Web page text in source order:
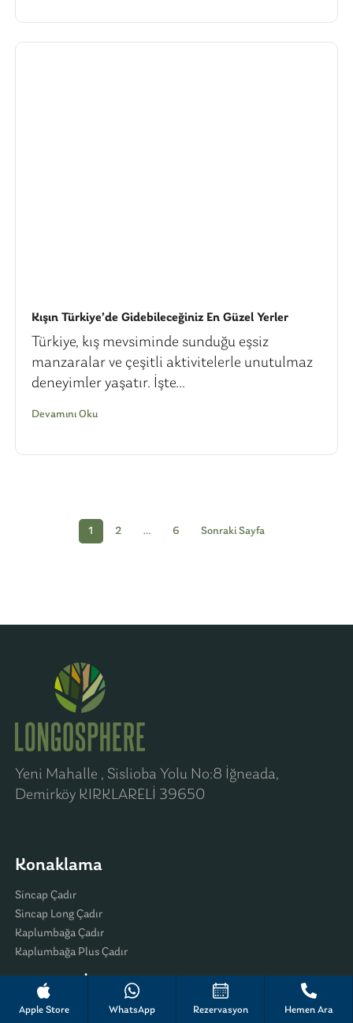
Kışın Türkiye’de Gidebileceğiniz En Güzel Yerler
Türkiye, kış mevsiminde sunduğu eşsiz
manzaralar ve çeşitli aktivitelerle unutulmaz
deneyimler yaşatır. İşte...
Devamını Oku
1 2 … 6 Sonraki Sayfa
Yeni Mahalle , Sislioba Yolu No:8 İğneada,
Demirköy KIRKLARELİ 39650
Konaklama
Sincap Çadır
Sincap Long Çadır
Kaplumbağa Çadır
Kaplumbağa Plus Çadır
Yeme Ve İçme
Food & Wood Restaurant
Apple Store WhatsApp Rezervasyon Hemen Ara